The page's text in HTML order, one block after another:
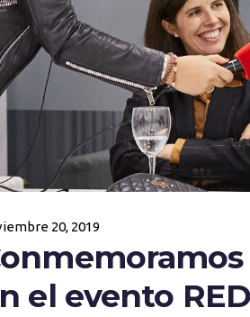
20, 2019
el evento